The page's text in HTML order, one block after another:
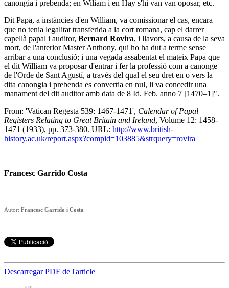
canongia i prebenda; en Wiliam i en Hay s'hi van van oposar, etc.
Dit Papa, a instàncies d'en William, va comissionar el cas, encara
que no tenia legalitat transferida a la cort romana, cap el darrer
capellà papal i auditor, Bernard Rovira, i llavors, a causa de la seva
mort, de l'anterior Master Anthony, qui ho ha dut a terme sense
arribar a una conclusió; i una vegada assabentat el mateix Papa que
el dit William va proposar d'entrar i fer la professió com a canonge
de l'Orde de Sant Agustí, a través del qual el seu dret en o vers la
dita canongia i prebenda es convertia en nul, li va concedir una
manament del dit auditor amb data de 8 Id. Feb. anno 7 [1470–1]".
From: 'Vatican Regesta 539: 1467-1471', Calendar of Papal
Registers Relating to Great Britain and Ireland, Volume 12: 1458-
1471 (1933), pp. 373-380. URL: http://www.british-
history.ac.uk/report.aspx?compid=103885&strquery=rovira
Francesc Garrido Costa
Autor: Francesc Garrido i Costa
Descarregar PDF de l'article